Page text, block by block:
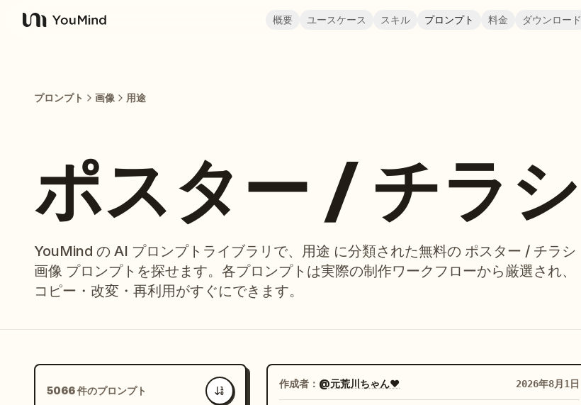
YouMind
概要 ユースケース スキル プロンプト 料金 ダウンロード
プロンプト 画像 用途
ポスター / チラシ
YouMind の AI プロンプトライブラリで、用途 に分類された無料の ポスター / チラシ
画像 プロンプトを探せます。各プロンプトは実際の制作ワークフローから厳選され、
コピー・改変・再利用がすぐにできます。
5066 件のプロンプト
作成者： @元荒川ちゃん❤ 2026年8月1日